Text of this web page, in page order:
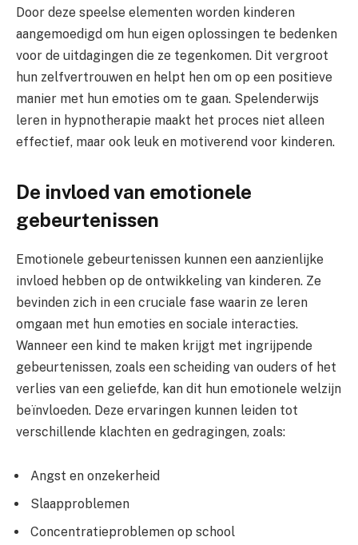
Door deze speelse elementen worden kinderen
aangemoedigd om hun eigen oplossingen te bedenken
voor de uitdagingen die ze tegenkomen. Dit vergroot
hun zelfvertrouwen en helpt hen om op een positieve
manier met hun emoties om te gaan. Spelenderwijs
leren in hypnotherapie maakt het proces niet alleen
effectief, maar ook leuk en motiverend voor kinderen.
De invloed van emotionele
gebeurtenissen
Emotionele gebeurtenissen kunnen een aanzienlijke
invloed hebben op de ontwikkeling van kinderen. Ze
bevinden zich in een cruciale fase waarin ze leren
omgaan met hun emoties en sociale interacties.
Wanneer een kind te maken krijgt met ingrijpende
gebeurtenissen, zoals een scheiding van ouders of het
verlies van een geliefde, kan dit hun emotionele welzijn
beïnvloeden. Deze ervaringen kunnen leiden tot
verschillende klachten en gedragingen, zoals:
Angst en onzekerheid
Slaapproblemen
Concentratieproblemen op school